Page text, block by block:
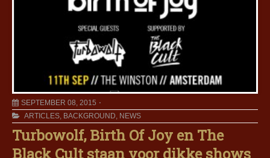
SEPTEMBER 08, 2015
ARTICLES, BACKGROUND, NEWS
Turbowolf, Birth Of Joy en The
Black Cult staan voor dikke shows